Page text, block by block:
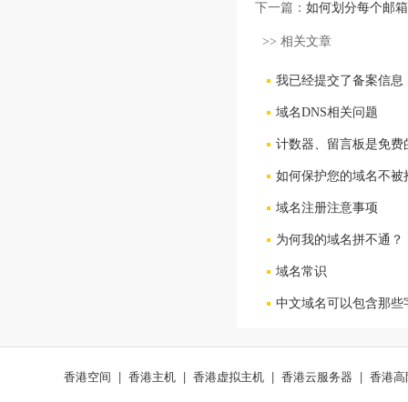
下一篇： 如何划分每个邮
>> 相关文章
我已经提交了备案信息
域名DNS相关问题
计数器、留言板是免费
如何保护您的域名不被
域名注册注意事项
为何我的域名拼不通？
域名常识
中文域名可以包含那些
香港空间 | 香港主机 | 香港虚拟主机 | 香港云服务器 | 香港